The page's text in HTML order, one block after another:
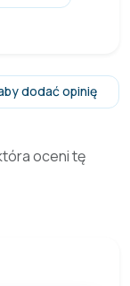
dodać opinię
oceni tę